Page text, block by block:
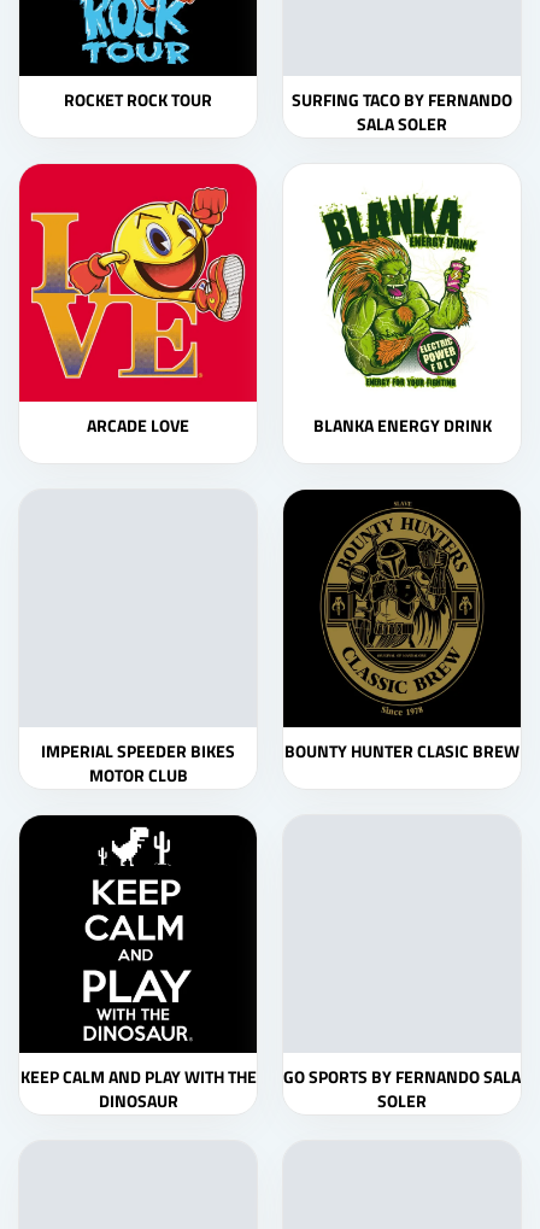
ROCKET ROCK TOUR
SURFING TACO BY FERNANDO
SALA SOLER
ARCADE LOVE BLANKA ENERGY DRINK
IMPERIAL SPEEDER BIKES
MOTOR CLUB
BOUNTY HUNTER CLASIC BREW
KEEP CALM AND PLAY WITH THE
DINOSAUR
GO SPORTS BY FERNANDO SALA
SOLER